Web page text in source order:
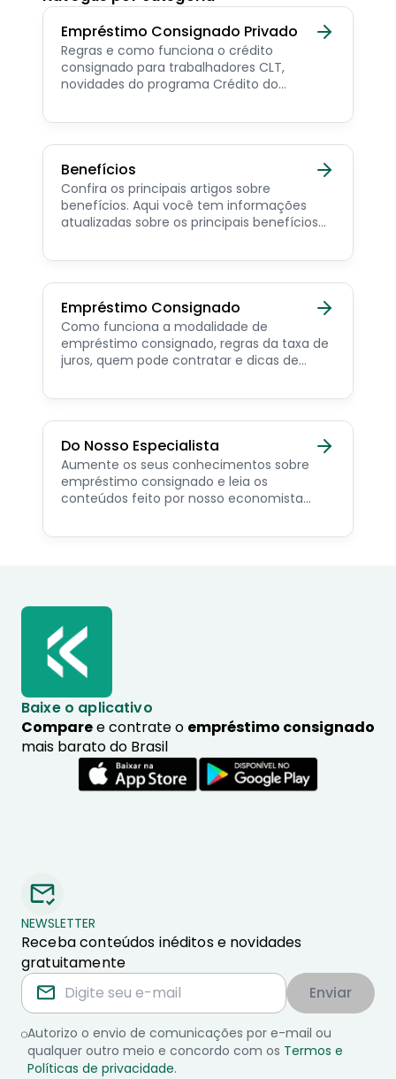
Empréstimo Consignado Privado
Regras e como funciona o crédito
consignado para trabalhadores CLT,
novidades do programa Crédito do
consignado privado.
Benefícios
Confira os principais artigos sobre
benefícios. Aqui você tem informações
atualizadas sobre os principais benefícios
pensionista e beneficiários de programas
Empréstimo Consignado
Como funciona a modalidade de
empréstimo consignado, regras da taxa de
juros, quem pode contratar e dicas de
Do Nosso Especialista
Aumente os seus conhecimentos sobre
empréstimo consignado e leia os
conteúdos feito por nosso economista
Baixe o aplicativo
Comparee contrate o empréstimo consignado
mais barato do Brasil
NEWSLETTER
Receba conteúdos inéditos e novidades
gratuitamente
Enviar
Autorizo o envio de comunicações por e-mail ou
qualquer outro meio e concordo com os Termos e
Políticas de privacidade.